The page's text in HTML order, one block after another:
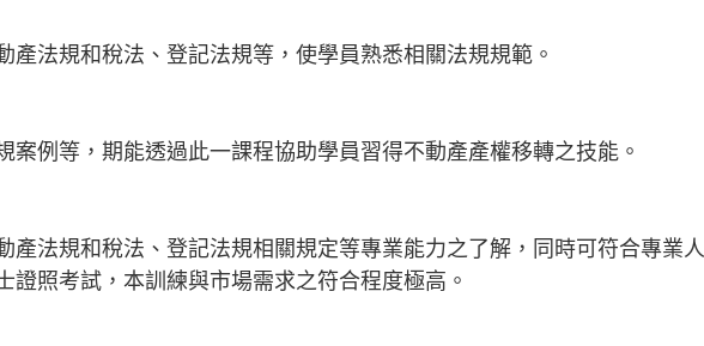
法規和稅法、登記法規等，使學員熟悉相關法規規範。
例等，期能透過此一課程協助學員習得不動產產權移轉之技能。
產法規和稅法、登記法規相關規定等專業能力之了解，同時可符合專業
照考試，本訓練與市場需求之符合程度極高。